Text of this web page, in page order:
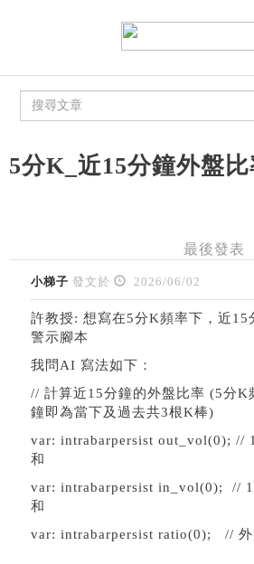
5分K_近15分鐘外盤比
最後發表
小梯子 發文於 2026/06/02
許教授: 想寫在5分K頻率下，近15
警示腳本
我問AI 寫法如下：
// 計算近15分鐘的外盤比率 (5分K
鐘即為當下及過去共3根K棒)
var: intrabarpersist out_vol(0); //
和
var: intrabarpersist in_vol(0); //
和
var: intrabarpersist ratio(0); // 外